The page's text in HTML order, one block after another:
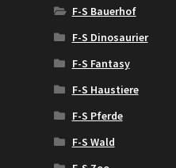
F-S Bauerhof
F-S Dinosaurier
F-S Fantasy
F-S Haustiere
F-S Pferde
F-S Wald